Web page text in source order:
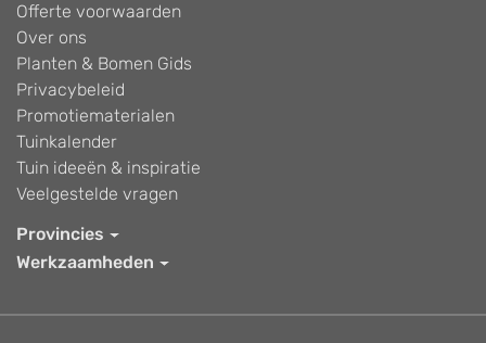
Offerte voorwaarden
Over ons
Planten & Bomen Gids
Privacybeleid
Promotiematerialen
Tuinkalender
Tuin ideeën & inspiratie
Veelgestelde vragen
Provincies
Werkzaamheden